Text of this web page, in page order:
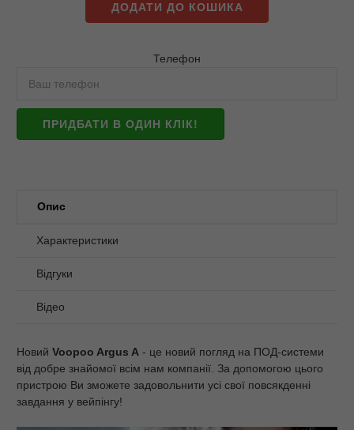
ДОДАТИ ДО КОШИКА
Телефон
ПРИДБАТИ В ОДИН КЛІК!
Опис
Характеристики
Відгуки
Відео
Новий Voopoo Argus A - це новий погляд на ПОД-системи
від добре знайомої всім нам компанії. За допомогою цього
пристрою Ви зможете задовольнити усі свої повсякденні
завдання у вейпінгу!